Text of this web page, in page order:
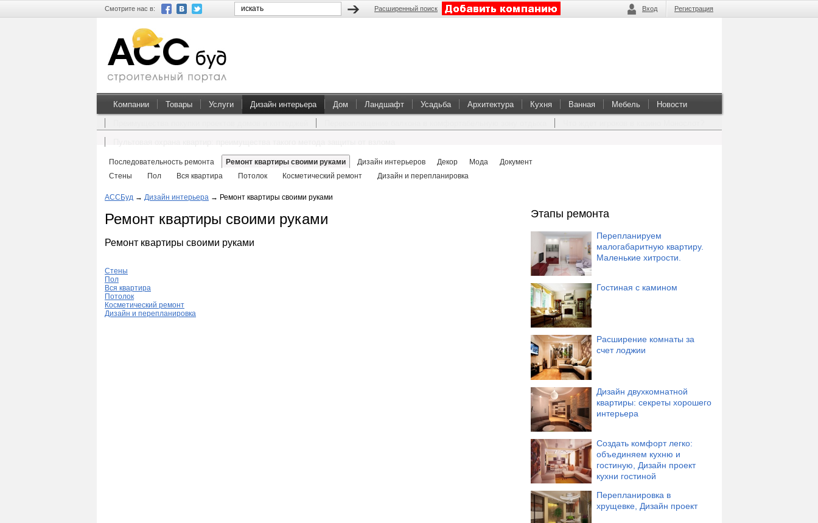
Смотрите нас в: Расширенный поиск Вход Регистрация
Компании Товары Услуги Дизайн интерьера Дом Ландшафт Усадьба Архитектура Кухня Ванная Мебель Новости
Последовательность ремонта Ремонт квартиры своими руками Дизайн интерьеров Декор Мода
Документ
Стены
Пол Вся квартира Потолок Косметический ремонт Дизайн и перепланировка
АССБуд → Дизайн интерьера → Ремонт квартиры своими руками
Ремонт квартиры своими руками
Ремонт квартиры своими руками
Стены
Пол
Вся квартира
Потолок
Косметический ремонт
Дизайн и перепланировка
Этапы ремонта
Перепланируем
малогабаритную квартиру.
Маленькие хитрости.
Гостиная с камином
Расширение комнаты за
счет лоджии
Дизайн двухкомнатной
квартиры: секреты хорошего
интерьера
Создать комфорт легко:
объединяем кухню и
гостиную, Дизайн проект
кухни гостиной
Перепланировка в
хрущевке, Дизайн проект